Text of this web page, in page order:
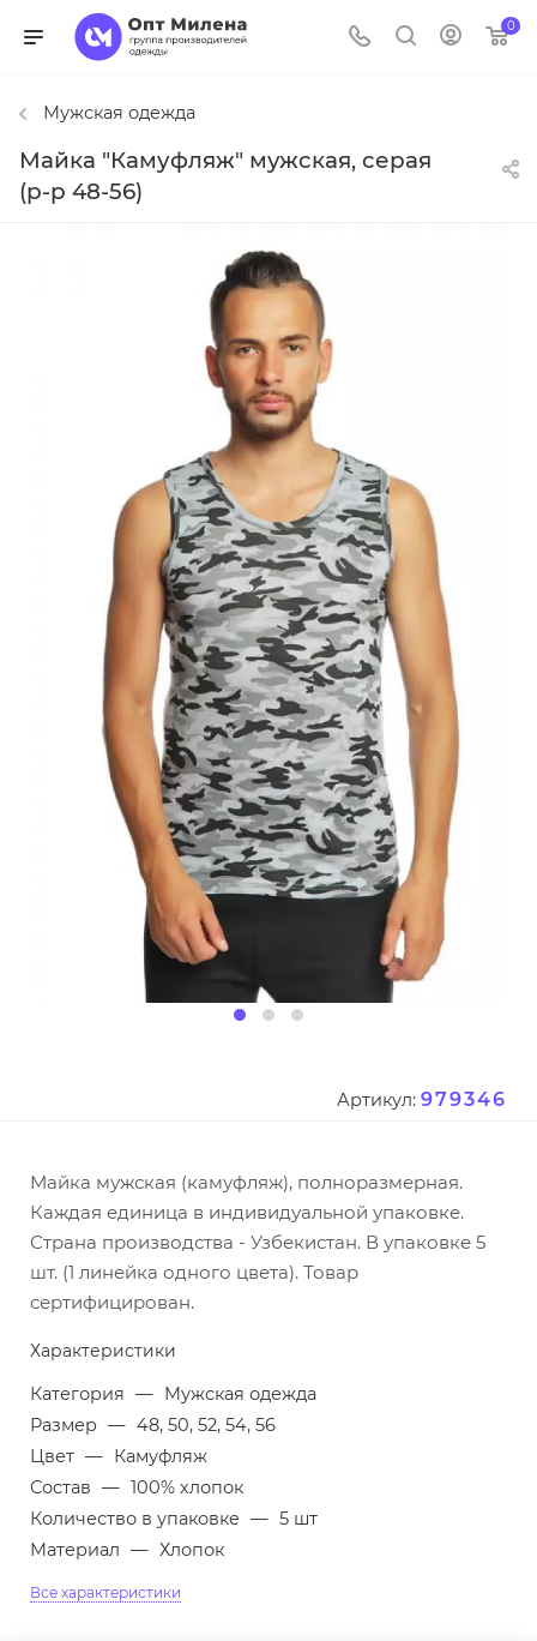
0
Мужская одежда
Майка "Камуфляж" мужская, серая
(р-р 48-56)
Артикул: 979346
Майка мужская (камуфляж), полноразмерная.
Каждая единица в индивидуальной упаковке.
Страна производства - Узбекистан. В упаковке 5
шт. (1 линейка одного цвета). Товар
сертифицирован.
Характеристики
Категория — Мужская одежда
Размер — 48, 50, 52, 54, 56
Цвет — Камуфляж
Состав — 100% хлопок
Количество в упаковке — 5 шт
Материал — Хлопок
Все характеристики